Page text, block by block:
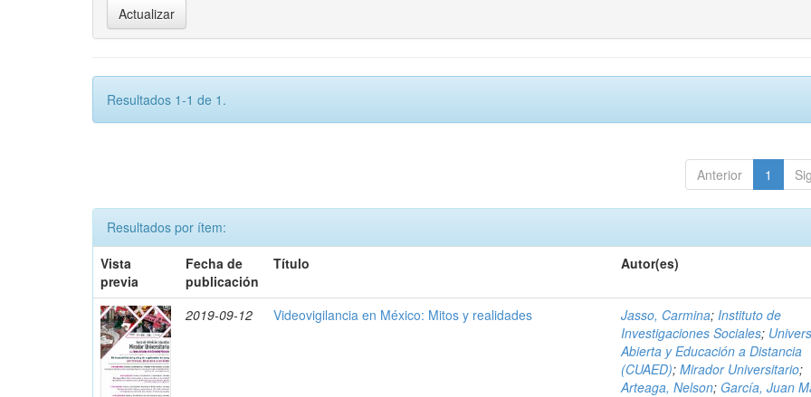
Resultados 1-1 de 1.
Anterior 1
Resultados por ítem:
Vista
previa
Fecha de
publicación
Título Autor(es)
2019-09-12 Videovigilancia en México: Mitos y realidades Jasso, Carmina;Instituto de
Investigaciones Sociales;
Abierta y Educación a Distancia
(CUAED);Mirador Universitario;
Arteaga, Nelson; García, Juan